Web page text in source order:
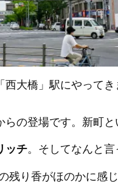
大橋」駅にやってき
の登場です。新町
ッチ。そしてなんと
残り香がほのかに感